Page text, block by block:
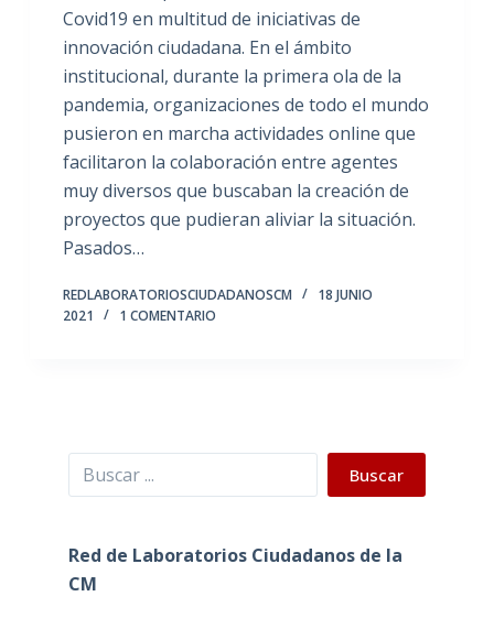
Covid19 en multitud de iniciativas de
innovación ciudadana. En el ámbito
institucional, durante la primera ola de la
pandemia, organizaciones de todo el mundo
pusieron en marcha actividades online que
facilitaron la colaboración entre agentes
muy diversos que buscaban la creación de
proyectos que pudieran aliviar la situación.
Pasados…
REDLABORATORIOSCIUDADANOSCM
18 JUNIO
2021
1 COMENTARIO
Buscar Buscar
Red de Laboratorios Ciudadanos de la
CM